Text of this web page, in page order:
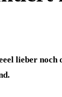
lieber noch